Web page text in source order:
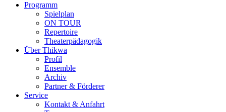
Programm
Spielplan
ON TOUR
Repertoire
Theaterpädagogik
Über Thikwa
Profil
Ensemble
Archiv
Partner & Förderer
Service
Kontakt & Anfahrt